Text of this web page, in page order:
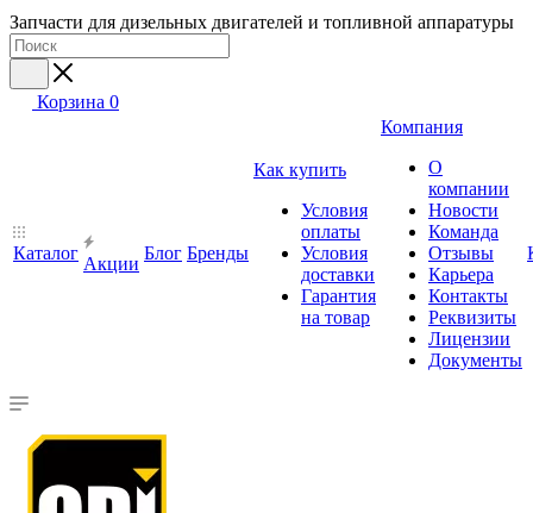
Запчасти для дизельных двигателей и топливной аппаратуры
Корзина 0
Каталог
Акции
Блог Бренды
Как купить
Условия
оплаты
Условия
доставки
Гарантия
на товар
Компания
О
компании
Новости
Команда
Отзывы
Карьера
Контакты
Реквизиты
Лицензии
Документы